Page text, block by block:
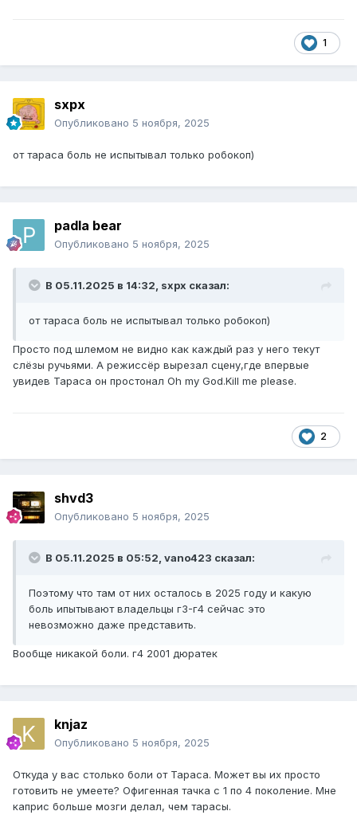
1
sxpx
Опубликовано 5 ноября, 2025
от тараса боль не испытывал только робокоп)
padla bear
Опубликовано 5 ноября, 2025
В 05.11.2025 в 14:32, sxpx сказал:
от тараса боль не испытывал только робокоп)
Просто под шлемом не видно как каждый раз у него текут
слёзы ручьями. А режиссёр вырезал сцену,где впервые
увидев Тараса он простонал Oh my God.Kill me please.
2
shvd3
Опубликовано 5 ноября, 2025
В 05.11.2025 в 05:52, vano423 сказал:
Поэтому что там от них осталось в 2025 году и какую
боль ипытывают владельцы г3-г4 сейчас это
невозможно даже представить.
Вообще никакой боли. г4 2001 дюратек
knjaz
Опубликовано 5 ноября, 2025
Откуда у вас столько боли от Тараса. Может вы их просто
готовить не умеете? Офигенная тачка с 1 по 4 поколение. Мне
каприс больше мозги делал, чем тарасы.